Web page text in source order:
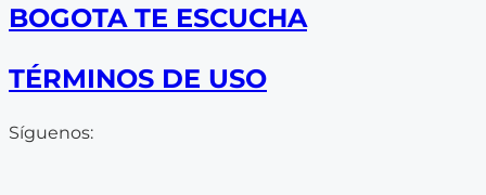
BOGOTA TE ESCUCHA
TÉRMINOS DE USO
Síguenos: